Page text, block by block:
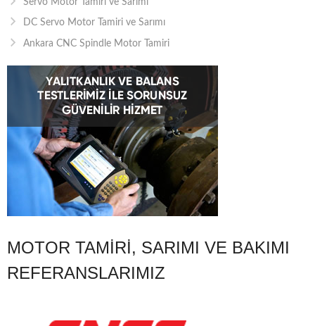
Servo Motor Tamiri ve Sarımı
DC Servo Motor Tamiri ve Sarımı
Ankara CNC Spindle Motor Tamiri
MOTOR TAMIRI, SARIMI VE BAKIMI
REFERANSLARIMIZ